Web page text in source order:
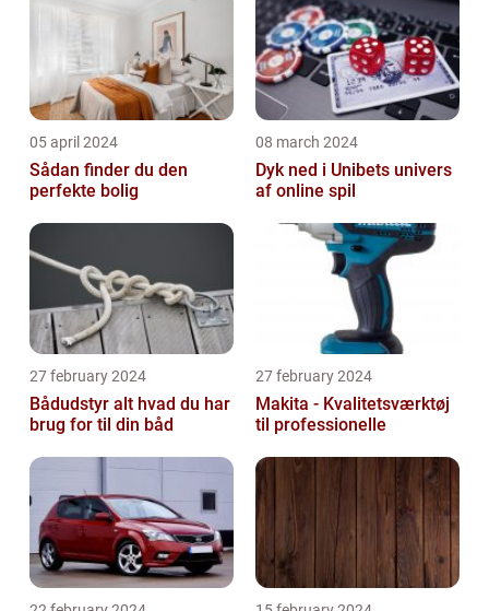
05 april 2024
Sådan finder du den
perfekte bolig
08 march 2024
Dyk ned i Unibets univers
af online spil
27 february 2024
Bådudstyr alt hvad du har
brug for til din båd
27 february 2024
Makita - Kvalitetsværktøj
til professionelle